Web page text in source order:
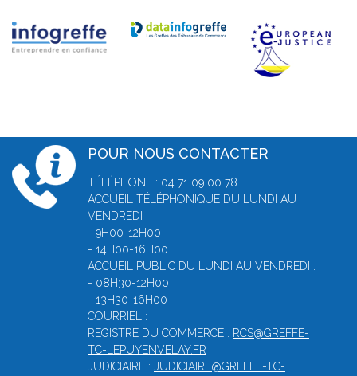
POUR NOUS CONTACTER
TÉLÉPHONE : 04 71 09 00 78
ACCUEIL TÉLÉPHONIQUE DU LUNDI AU
VENDREDI :
- 9H00-12H00
- 14H00-16H00
ACCUEIL PUBLIC DU LUNDI AU VENDREDI :
- 08H30-12H00
- 13H30-16H00
COURRIEL :
REGISTRE DU COMMERCE : RCS@GREFFE-
TC-LEPUYENVELAY.FR
JUDICIAIRE : JUDICIAIRE@GREFFE-TC-